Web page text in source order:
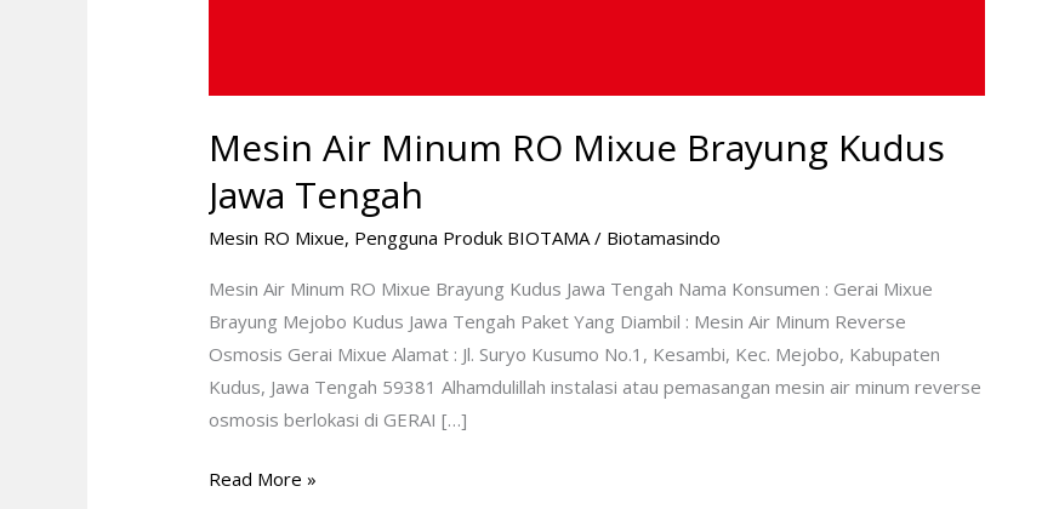
Mesin Air Minum RO Mixue Brayung Kudus
Jawa Tengah
Mesin RO Mixue, Pengguna Produk BIOTAMA / Biotamasindo
Mesin Air Minum RO Mixue Brayung Kudus Jawa Tengah Nama Konsumen : Gerai Mixue
Brayung Mejobo Kudus Jawa Tengah Paket Yang Diambil : Mesin Air Minum Reverse
Osmosis Gerai Mixue Alamat : Jl. Suryo Kusumo No.1, Kesambi, Kec. Mejobo, Kabupaten
Kudus, Jawa Tengah 59381 Alhamdulillah instalasi atau pemasangan mesin air minum reverse
osmosis berlokasi di GERAI […]
Read More »